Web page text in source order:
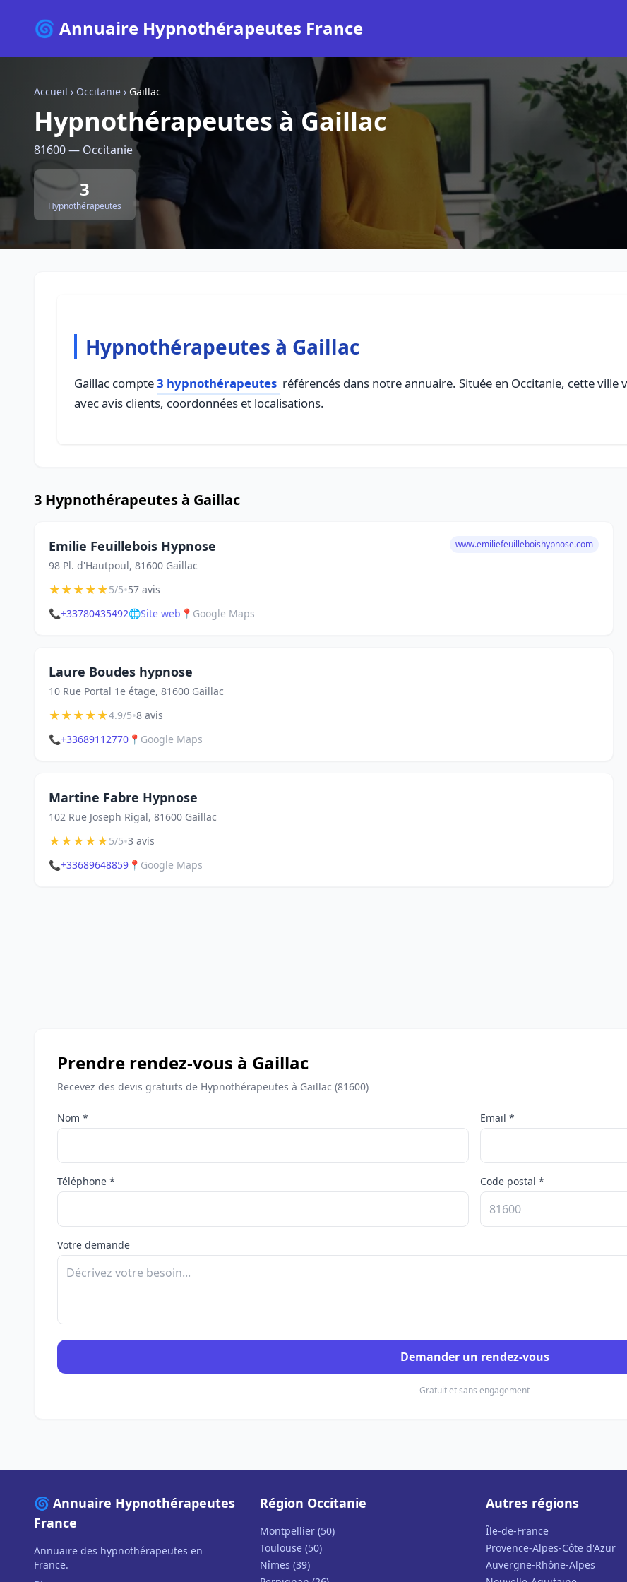
🌀 Annuaire Hypnothérapeutes France
Accueil › Occitanie › Gaillac
Hypnothérapeutes à Gaillac
81600 — Occitanie
3
Hypnothérapeutes
Hypnothérapeutes à Gaillac
Gaillac compte3 hypnothérapeutes référencés dans notre annuaire. Située en Occitanie, cette
avec avis clients, coordonnées et localisations.
3 Hypnothérapeutes à Gaillac
Emilie Feuillebois Hypnose
98 Pl. d'Hautpoul, 81600 Gaillac
www.emiliefeuilleboishypnose.com
★★★★★5/5•57 avis
📞+33780435492🌐Site web 📍 Google Maps
Laure Boudes hypnose
10 Rue Portal 1e étage, 81600 Gaillac
★★★★★4.9/5•8 avis
📞+33689112770 📍 Google Maps
Martine Fabre Hypnose
102 Rue Joseph Rigal, 81600 Gaillac
★★★★★5/5•3 avis
📞+33689648859 📍 Google Maps
Prendre rendez-vous à Gaillac
Recevez des devis gratuits de Hypnothérapeutes à Gaillac (81600)
Nom * Email *
Téléphone * Code postal *
Votre demande
Demander un rendez-vous
Gratuit et sans engagement
🌀 Annuaire Hypnothérapeutes
France
Annuaire des hypnothérapeutes en
France.
Région Occitanie
Montpellier (50)
Toulouse (50)
Nîmes (39)
Autres régions
Île-de-France
Provence-Alpes-Côte d'Azur
Auvergne-Rhône-Alpes